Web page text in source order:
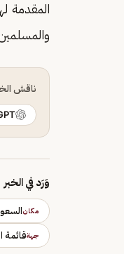
المقدمة
ناقش
وَرَد في الخبر
مكان
جهةقائمة